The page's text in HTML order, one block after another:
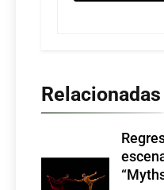
Relacionadas